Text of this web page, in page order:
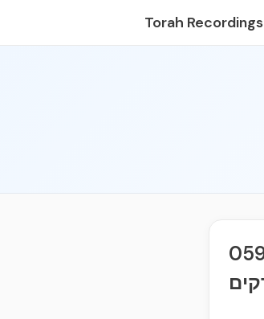
Torah Recordings
לתקוע בחצוצרות במקדש בעת